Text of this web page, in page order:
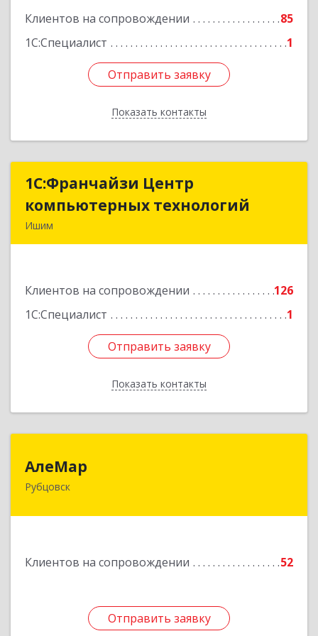
Клиентов на сопровождении
85
1С:Специалист
1
Отправить заявку
Показать контакты
Отправить заявку
Назад
1С:Франчайзи Центр
компьютерных технологий
Ишим
Клиентов на сопровождении
126
1С:Специалист
1
Отправить заявку
Показать контакты
1С:Франчайзи Центр
компьютерных технологий
Подробнее
Отправить заявку
Назад
АлеМар
Рубцовск
Клиентов на сопровождении 52
Отправить заявку
Отправить заявку